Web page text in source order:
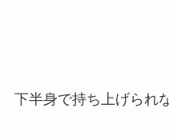
下半身で持ち上げられ